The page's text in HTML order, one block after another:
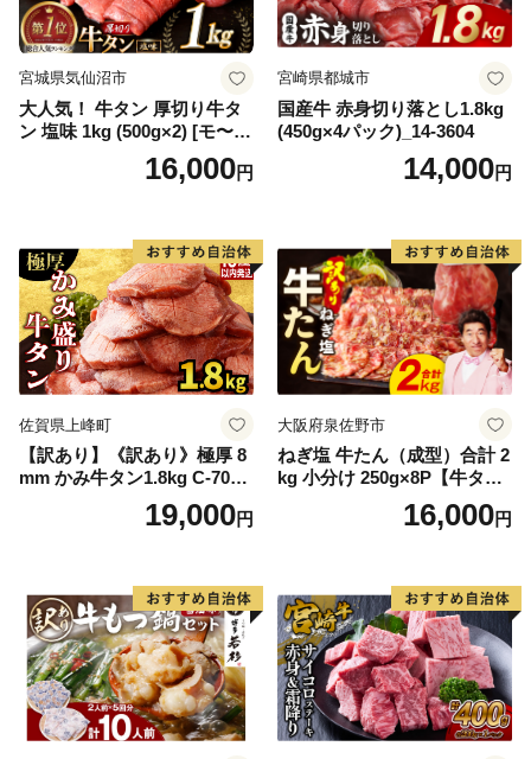
宮城県気仙沼市
大人気！ 牛タン 厚切り牛タ
ン 塩味 1kg (500g×2) [モ〜ラ
ンド 宮城県 気仙沼市 205646
60] 肉 牛肉 精肉 牛たん 牛タ
厚切り タン
16,000円
宮崎県都城市
国産牛 赤身切り落とし1.8kg
(450g×4パック)_14-3604
14,000円
佐賀県上峰町
【訳あり】《訳あり》極厚 8
mm かみ牛タン1.8kg C-709-
19,000円
大阪府泉佐野市
ねぎ塩 牛たん（成型）合計 2
kg 小分け 250g×8P【牛タン
牛肉 焼肉用 薄切り 訳あり サ
16,000円